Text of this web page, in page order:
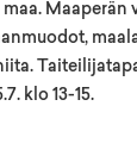
Maaperän
klo 13-15.